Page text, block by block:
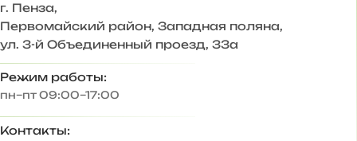
Достоинства:
Стол шикарен! Смотрится
дорого,удобный
Недостатки: Нет
г. Пенза,
Первомайский район, Западная поляна,
ул. 3-й Объединенный проезд, 33а
Режим работы:
пн–пт 09:00–17:00
Контакты: